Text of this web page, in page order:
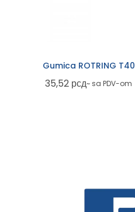
Gumica ROTRING T40
35,52 рсд~ sa PDV-om